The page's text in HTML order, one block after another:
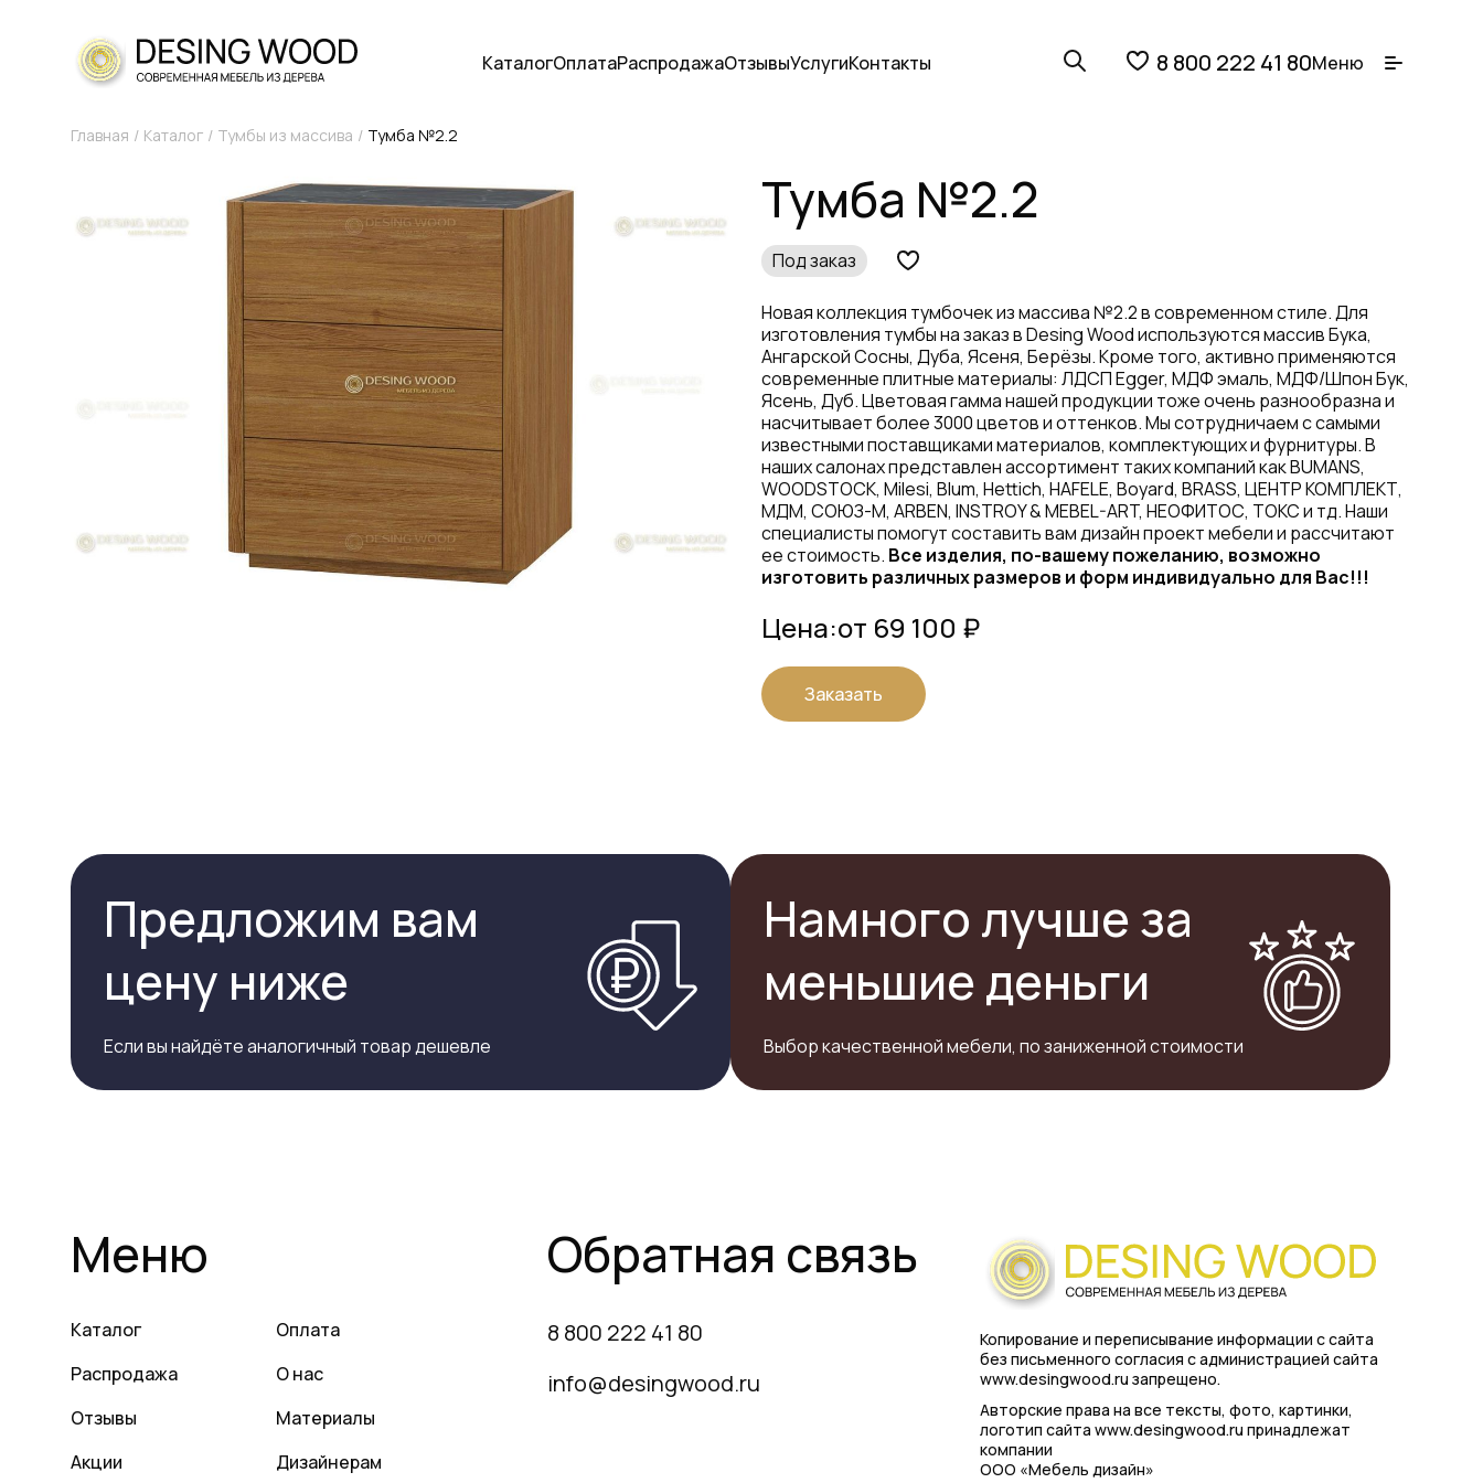
КаталогОплатаРаспродажаОтзывыУслугиКонтакты 8 800 222 41 80Меню
Главная Каталог Тумбы из массива Тумба №2.2
Тумба №2.2
Под заказ
Новая коллекция тумбочек из массива №2.2 в современном стиле. Для
изготовления тумбы на заказ в Desing Wood используются массив Бука,
Ангарской Сосны, Дуба, Ясеня, Берёзы. Кроме того, активно применяются
современные плитные материалы: ЛДСП Egger, МДФ эмаль, МДФ/Шпон Бук,
Ясень, Дуб. Цветовая гамма нашей продукции тоже очень разнообразна и
насчитывает более 3000 цветов и оттенков. Мы сотрудничаем с самыми
известными поставщиками материалов, комплектующих и фурнитуры. В
наших салонах представлен ассортимент таких компаний как BUMANS,
WOODSTOCK, Milesi, Blum, Hettich, HAFELE, Boyard, BRASS, ЦЕНТР КОМПЛЕКТ,
МДМ, СОЮЗ-М, ARBEN, INSTROY & MEBEL-ART, НЕОФИТОС, ТОКС и тд. Наши
специалисты помогут составить вам дизайн проект мебели и рассчитают
ее стоимость. Все изделия, по-вашему пожеланию, возможно
изготовить различных размеров и форм индивидуально для Вас!!!
Цена:от 69 100 ₽
Заказать
Предложим вам
цену ниже
Если вы найдёте аналогичный товар дешевле
Намного лучше за
меньшие деньги
Выбор качественной мебели, по заниженной стоимости
Меню
Каталог
Распродажа
Отзывы
Акции
Оплата
О нас
Материалы
Дизайнерам
Обратная связь
8 800 222 41 80
info@desingwood.ru
Копирование и переписывание информации с сайта
без письменного согласия с администрацией сайта
www.desingwood.ru запрещено.
Авторские права на все тексты, фото, картинки,
логотип сайта www.desingwood.ru принадлежат
компании
ООО «Мебель дизайн»